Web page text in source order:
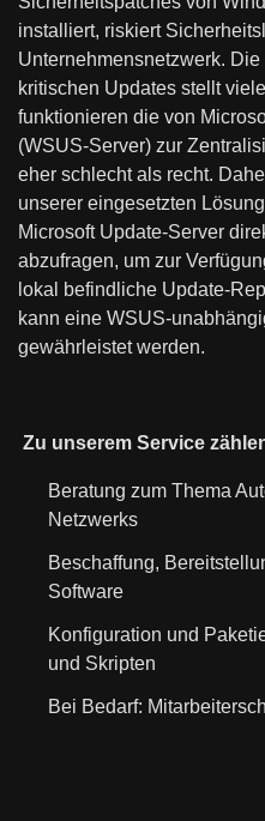
installiert, riskiert
Unternehmensnetzwerk.
kritischen Updates stellt
funktionieren die von
(WSUS-Server) zur
eher schlecht als recht.
unserer eingesetzten
Microsoft Update-Server
abzufragen, um zur
lokal befindliche Update-
kann eine WSUS-
gewährleistet werden.
Zu unserem Service
Beratung zum Thema
Netzwerks
Beschaffung,
Software
Konfiguration und
und Skripten
Bei Bedarf: